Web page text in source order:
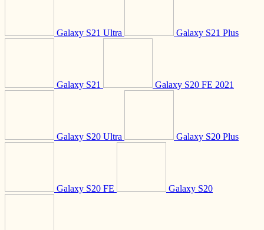
Galaxy S21 Ultra Galaxy S21 Plus
Galaxy S21 Galaxy S20 FE 2021
Galaxy S20 Ultra Galaxy S20 Plus
Galaxy S20 FE Galaxy S20